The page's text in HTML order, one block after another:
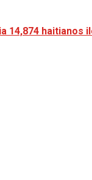
14,874 haitianos